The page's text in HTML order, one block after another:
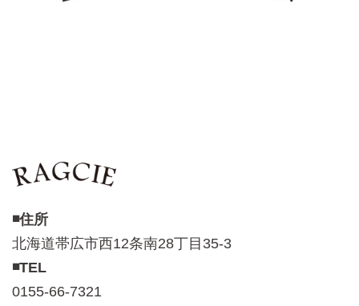
◾️住所
北海道帯広市西12条南28丁目35-3
◾️TEL
0155-66-7321